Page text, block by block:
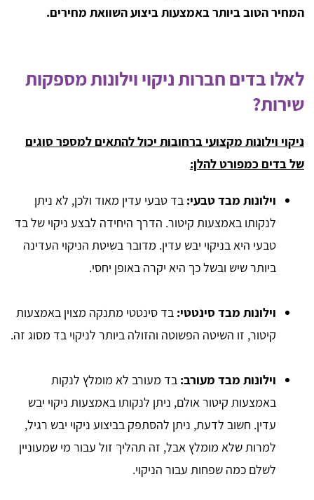
המחיר הטוב ביותר באמצעות ביצוע השוואת מחירים.
לאלו בדים חברות ניקוי וילונות מספקות
שירות?
ניקוי וילונות מקצועי ברחובות יכול להתאים למספר סוגים
של בדים כמפורט להלן:
וילונות מבד טבעי: בד טבעי עדין מאוד ולכן, לא ניתן
לנקותו באמצעות קיטור. הדרך היחידה לבצע ניקוי של בד
טבעי היא בניקוי יבש עדין. מדובר בשיטת הניקוי העדינה
ביותר שיש ובשל כך היא יקרה באופן יחסי.
וילונות מבד סינטטי: בד סינטטי מתנקה מצוין באמצעות
קיטור, זו השיטה הפשוטה והזולה ביותר לניקוי בד מסוג זה.
וילונות מבד מעורב: בד מעורב לא מומלץ לנקות
באמצעות קיטור אולם, ניתן לנקותו באמצעות ניקוי יבש
עדין. חשוב לדעת, ניתן להסתפק בביצוע ניקוי יבש רגיל,
למרות שלא מומלץ אבל, זה תהליך זול עבור מי שמעוניין
לשלם כמה שפחות עבור הניקוי.